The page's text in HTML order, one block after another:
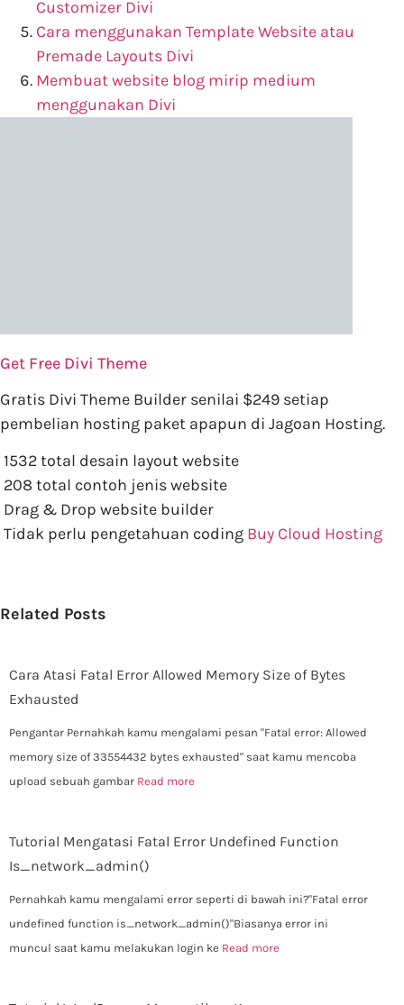
Customizer Divi
Cara menggunakan Template Website atau
Premade Layouts Divi
Membuat website blog mirip medium
menggunakan Divi
Get Free Divi Theme
Gratis Divi Theme Builder senilai $249 setiap
pembelian hosting paket apapun di Jagoan Hosting.
1532 total desain layout website
208 total contoh jenis website
Drag & Drop website builder
Tidak perlu pengetahuan coding Buy Cloud Hosting
Related Posts
Cara Atasi Fatal Error Allowed Memory Size of Bytes
Exhausted
Pengantar Pernahkah kamu mengalami pesan "Fatal error: Allowed
memory size of 33554432 bytes exhausted" saat kamu mencoba
upload sebuah gambar Read more
Tutorial Mengatasi Fatal Error Undefined Function
Is_network_admin()
Pernahkah kamu mengalami error seperti di bawah ini?"Fatal error
undefined function is_network_admin()"Biasanya error ini
muncul saat kamu melakukan login ke Read more